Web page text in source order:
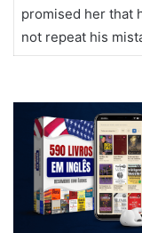
promised her that
not repeat his